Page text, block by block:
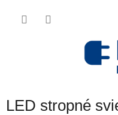
LED stropné